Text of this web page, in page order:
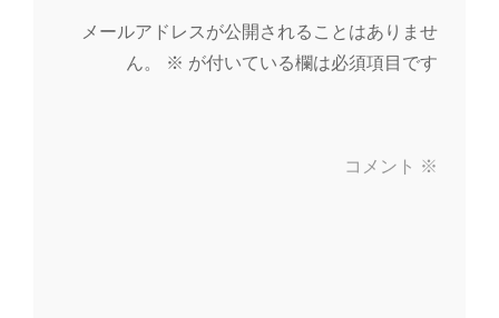
メールアドレスが公開されることはありませ
ん。
※ が付いている欄は必須項目です
コメント ※